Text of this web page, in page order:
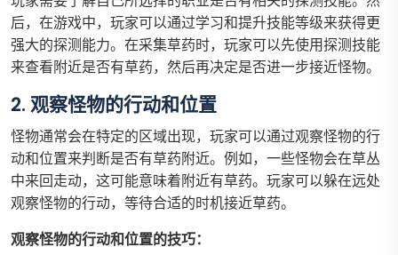
后，在游戏中，玩家可以通过学习和提升技能等级来获得更
强大的探测能力。在采集草药时，玩家可以先使用探测技能
来查看附近是否有草药，然后再决定是否进一步接近怪物。
2. 观察怪物的行动和位置
怪物通常会在特定的区域出现，玩家可以通过观察怪物的行
动和位置来判断是否有草药附近。例如，一些怪物会在草丛
中来回走动，这可能意味着附近有草药。玩家可以躲在远处
观察怪物的行动，等待合适的时机接近草药。
观察怪物的行动和位置的技巧：